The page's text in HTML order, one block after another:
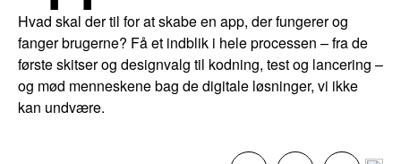
Hvad skal der til for at skabe en app, der fungerer og
fanger brugerne? Få et indblik i hele processen – fra de
første skitser og designvalg til kodning, test og lancering –
og mød menneskene bag de digitale løsninger, vi ikke
kan undvære.